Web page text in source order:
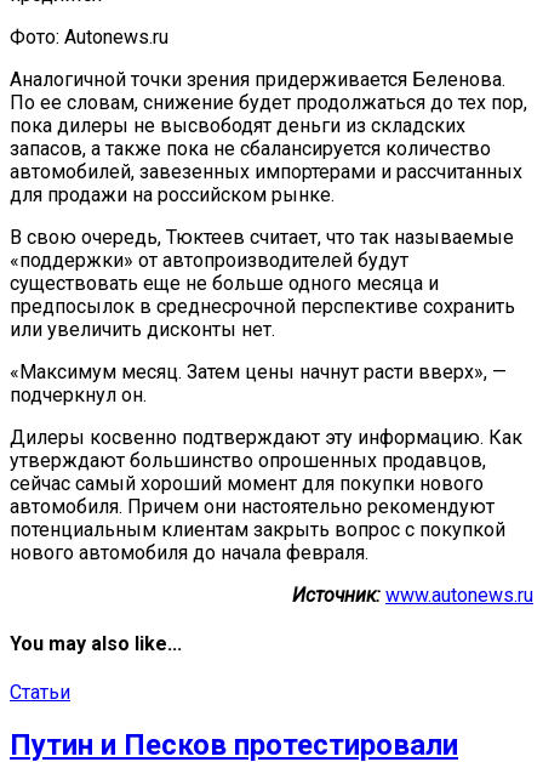
Фото: Autonews.ru
Аналогичной точки зрения придерживается Беленова.
По ее словам, снижение будет продолжаться до тех пор,
пока дилеры не высвободят деньги из складских
запасов, а также пока не сбалансируется количество
автомобилей, завезенных импортерами и рассчитанных
для продажи на российском рынке.
В свою очередь, Тюктеев считает, что так называемые
«поддержки» от автопроизводителей будут
существовать еще не больше одного месяца и
предпосылок в среднесрочной перспективе сохранить
или увеличить дисконты нет.
«Максимум месяц. Затем цены начнут расти вверх», —
подчеркнул он.
Дилеры косвенно подтверждают эту информацию. Как
утверждают большинство опрошенных продавцов,
сейчас самый хороший момент для покупки нового
автомобиля. Причем они настоятельно рекомендуют
потенциальным клиентам закрыть вопрос с покупкой
нового автомобиля до начала февраля.
Источник: www.autonews.ru
You may also like...
Статьи
Путин и Песков протестировали